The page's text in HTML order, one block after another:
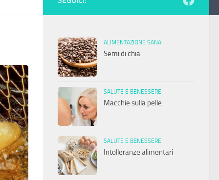
ALIMENTAZIONE SANA
Semi di chia
SALUTE E BENESSERE
Macchie sulla pelle
SALUTE E BENESSERE
Intolleranze alimentari